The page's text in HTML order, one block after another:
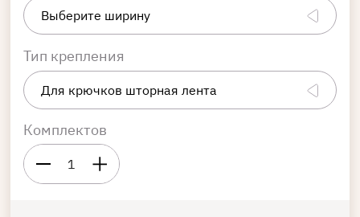
Тип крепления
Комплектов
1